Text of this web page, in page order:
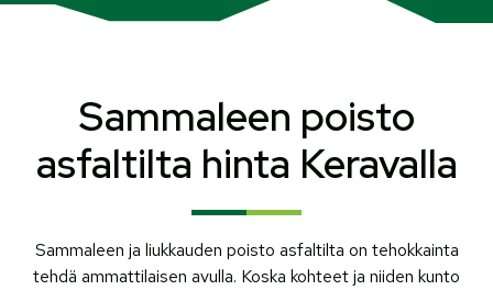
Sammaleen poisto
asfaltilta hinta Keravalla
Sammaleen ja liukkauden poisto asfaltilta on tehokkainta
tehdä ammattilaisen avulla. Koska kohteet ja niiden kunto